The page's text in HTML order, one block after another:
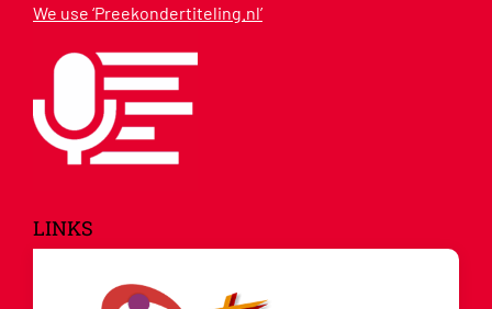
We use ‘Preekondertiteling.nl’
LINKS